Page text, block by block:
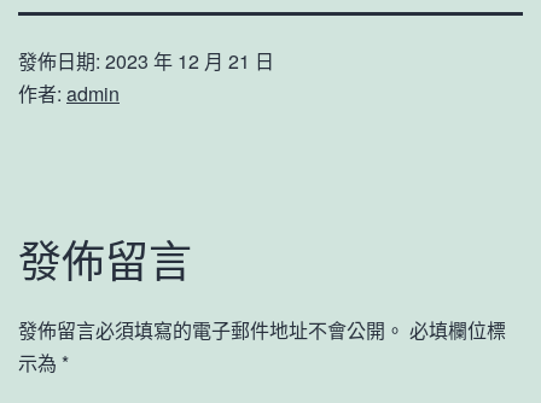
發佈日期: 2023 年 12 月 21 日
作者: admin
發佈留言
發佈留言必須填寫的電子郵件地址不會公開。 必填欄位標
示為 *